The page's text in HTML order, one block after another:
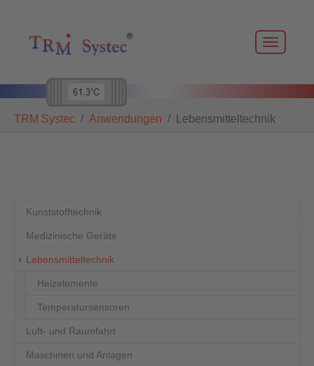
Sie sind hier:
TRM Systec
Anwendungen Lebensmitteltechnik
Kunststofftechnik
Medizinische Geräte
Lebensmitteltechnik(current)
Heizelemente
Temperatursensoren
Luft- und Raumfahrt
Maschinen und Anlagen